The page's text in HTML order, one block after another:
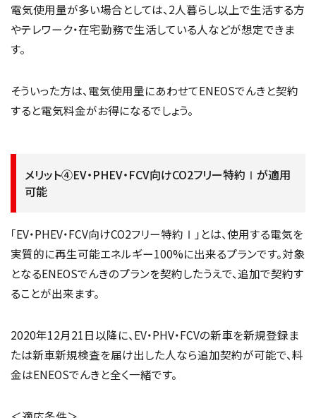
電気使用量が多い場合としては、2人暮らし以上で生活する方
やテレワーク・在宅勤務で生活している人などが想定できま
す。
そういった方は、電気使用量にあわせてENEOSでんきと契約
すると電気料金がお得になるでしょう。
メリット④EV・PHEV・FCV向けCO2フリー特約Ⅰが適用
可能
「EV・PHEV・FCV向けCO2フリー特約Ⅰ」とは、使用する電気を
実質的に再生可能エネルギー100%に出来るプランです。対象
となるENEOSでんきのプランを契約したうえで、追加で契約す
ることが出来ます。
2020年12月21日以降に、EV・PHV・FCVの新車を新規登録ま
たは新車新規検査を届け出した人なら追加契約が可能で、料
金はENEOSでんきと全く一緒です。